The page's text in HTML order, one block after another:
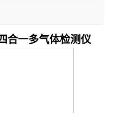
合一多气体检测仪